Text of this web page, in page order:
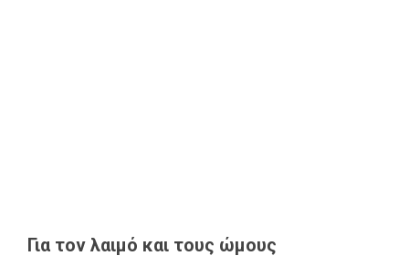
Για τον λαιμό και τους ώμους